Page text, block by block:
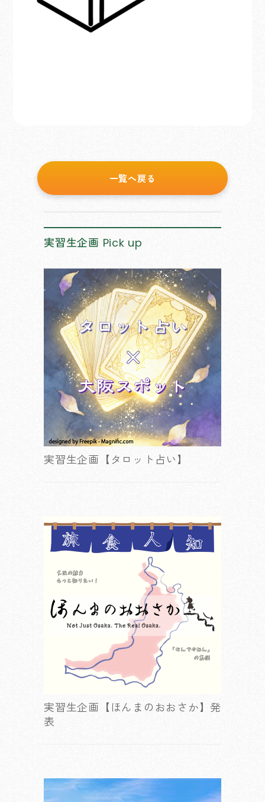
一覧へ戻る
実習生企画 Pick up
実習生企画【タロット占い】
実習生企画【ほんまのおおさか】発
表